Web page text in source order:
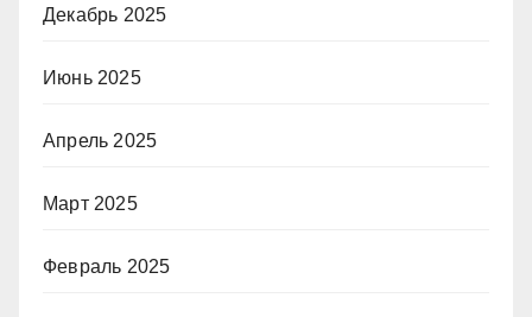
Декабрь 2025
Июнь 2025
Апрель 2025
Март 2025
Февраль 2025